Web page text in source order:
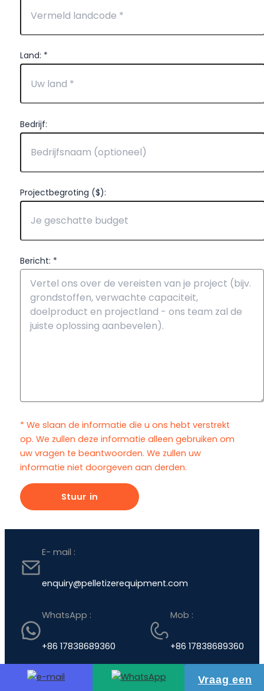
Land: *
Bedrijf:
Projectbegroting ($):
Bericht: *
* We slaan de informatie die u ons hebt verstrekt
op. We zullen deze informatie alleen gebruiken om
uw vragen te beantwoorden. We zullen uw
informatie niet doorgeven aan derden.
E- mail :
enquiry@pelletizerequipment.com
WhatsApp :
+86 17838689360
Mob :
+86 17838689360
Vraag een